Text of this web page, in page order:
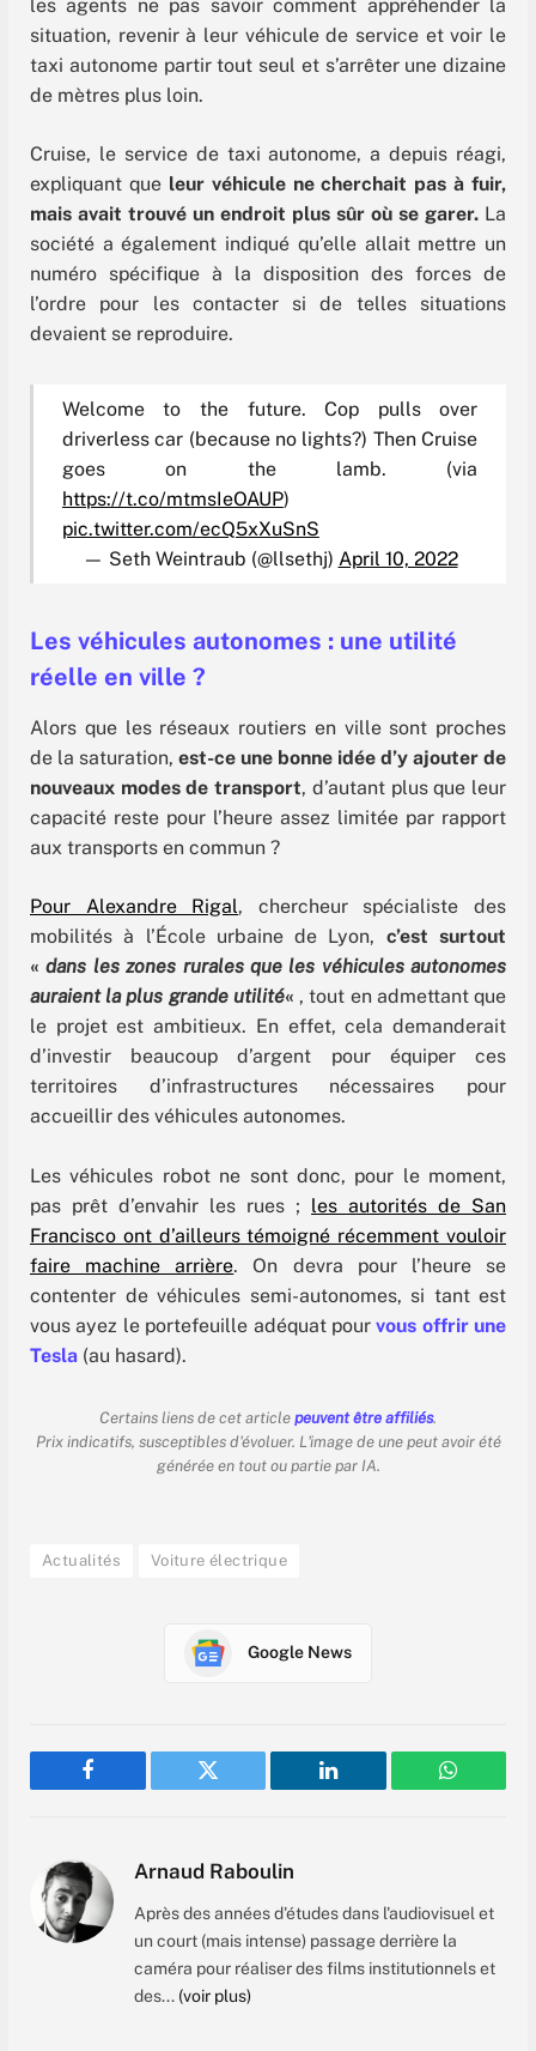
les agents ne pas savoir comment appréhender la
situation, revenir à leur véhicule de service et voir le
taxi autonome partir tout seul et s’arrêter une dizaine
de mètres plus loin.
Cruise, le service de taxi autonome, a depuis réagi,
expliquant queleur véhicule ne cherchait pas à fuir,
mais avait trouvé un endroit plus sûr où se garer. La
société a également indiqué qu’elle allait mettre un
numéro spécifique à la disposition des forces de
l’ordre pour les contacter si de telles situations
devaient se reproduire.
Welcome to the future. Cop pulls over
driverless car (because no lights?) Then Cruise
goes on the lamb. (via
https://t.co/mtmsIeOAUP)
pic.twitter.com/ecQ5xXuSnS
— Seth Weintraub (@llsethj) April 10, 2022
Les véhicules autonomes : une utilité
réelle en ville ?
Alors que les réseaux routiers en ville sont proches
de la saturation, est-ce une bonne idée d’y ajouter de
nouveaux modes de transport, d’autant plus que leur
capacité reste pour l’heure assez limitée par rapport
aux transports en commun ?
Pour Alexandre Rigal, chercheur spécialiste des
mobilités à l’École urbaine de Lyon, c’est surtout
«dans les zones rurales que les véhicules autonomes
auraient la plus grande utilité« , tout en admettant que
le projet est ambitieux. En effet, cela demanderait
d’investir beaucoup d’argent pour équiper ces
territoires d’infrastructures nécessaires pour
accueillir des véhicules autonomes.
Les véhicules robot ne sont donc, pour le moment,
pas prêt d’envahir les rues ; les autorités de San
Francisco ont d’ailleurs témoigné récemment vouloir
faire machine arrière. On devra pour l’heure se
contenter de véhicules semi-autonomes, si tant est
vous ayez le portefeuille adéquat pourvous offrir une
Tesla (au hasard).
Certains liens de cet article peuvent être affiliés.
Prix indicatifs, susceptibles d'évoluer. L'image de une peut avoir été
générée en tout ou partie par IA.
Actualités Voiture électrique
Google News
Facebook Twitter LinkedIn
Arnaud Raboulin
Après des années d'études dans l'audiovisuel et
un court (mais intense) passage derrière la
caméra pour réaliser des films institutionnels et
des... (voir plus)